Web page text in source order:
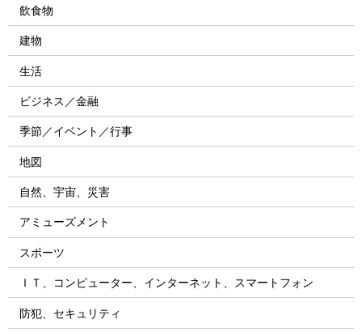
飲食物
建物
生活
ビジネス／金融
季節／イベント／行事
地図
自然、宇宙、災害
アミューズメント
スポーツ
ＩＴ、コンピューター、インターネット、スマートフォン
防犯、セキュリティ